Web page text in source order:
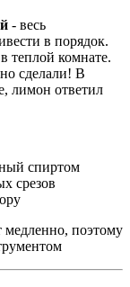
- весь
в порядок.
теплой комнате.
сделали! В
лимон ответил
спиртом
срезов
медленно, поэтому